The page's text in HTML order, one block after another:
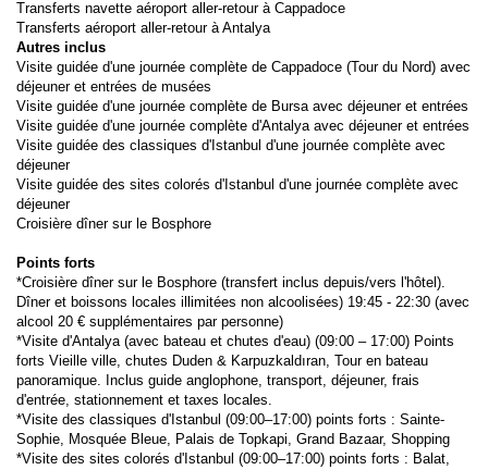
Transferts navette aéroport aller-retour à Cappadoce
Transferts aéroport aller-retour à Antalya
Autres inclus
Visite guidée d'une journée complète de Cappadoce (Tour du Nord) avec
déjeuner et entrées de musées
Visite guidée d'une journée complète de Bursa avec déjeuner et entrées
Visite guidée d'une journée complète d'Antalya avec déjeuner et entrées
Visite guidée des classiques d'Istanbul d'une journée complète avec
déjeuner
Visite guidée des sites colorés d'Istanbul d'une journée complète avec
déjeuner
Croisière dîner sur le Bosphore
Points forts
*Croisière dîner sur le Bosphore (transfert inclus depuis/vers l'hôtel).
Dîner et boissons locales illimitées non alcoolisées) 19:45 - 22:30 (avec
alcool 20 € supplémentaires par personne)
*Visite d'Antalya (avec bateau et chutes d'eau) (09:00 – 17:00) Points
forts Vieille ville, chutes Duden & Karpuzkaldıran, Tour en bateau
panoramique. Inclus guide anglophone, transport, déjeuner, frais
d'entrée, stationnement et taxes locales.
*Visite des classiques d'Istanbul (09:00–17:00) points forts : Sainte-
Sophie, Mosquée Bleue, Palais de Topkapi, Grand Bazaar, Shopping
*Visite des sites colorés d'Istanbul (09:00–17:00) points forts : Balat,